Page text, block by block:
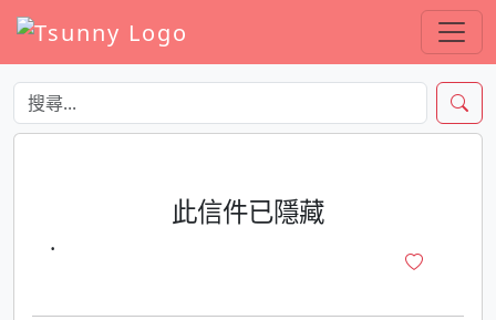
此信件已隱藏
·